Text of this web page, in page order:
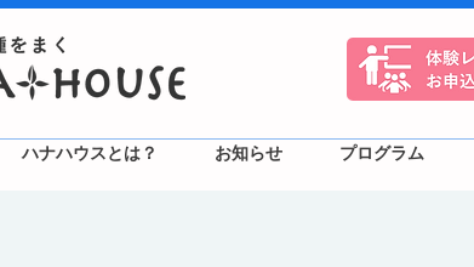
ハナハウスとは？ お知らせ プログラム